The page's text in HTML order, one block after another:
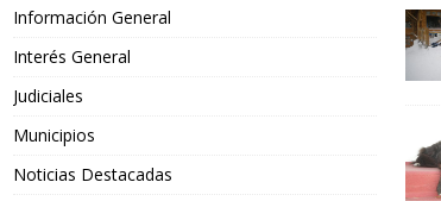
Información General
Interés General
Judiciales
Municipios
Noticias Destacadas